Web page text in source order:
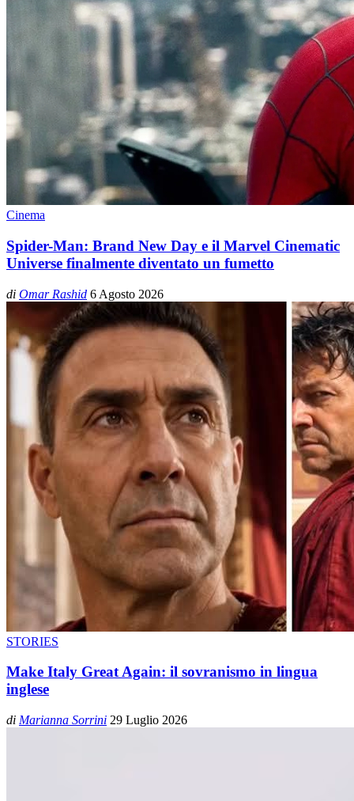
Cinema
Spider-Man: Brand New Day e il Marvel Cinematic
Universe finalmente diventato un fumetto
di Omar Rashid 6 Agosto 2026
STORIES
Make Italy Great Again: il sovranismo in lingua
inglese
di Marianna Sorrini 29 Luglio 2026